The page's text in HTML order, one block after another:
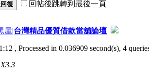
復 回帖後跳轉到最後一頁
屋|台灣精品優質借款當舖論壇
, Processed in 0.036909 second(s), 4
X3.3